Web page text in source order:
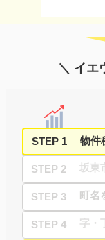
＼ イエ
STEP 1
STEP 2
STEP 3
STEP 4